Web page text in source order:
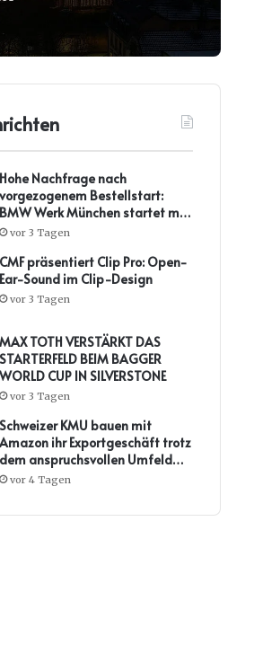
Hohe Nachfrage nach
vorgezogenem Bestellstart:
BMW Werk München startet mit
steiler Anlaufkurve die
vor 3 Tagen
CMF präsentiert Clip Pro: Open-
Ear-Sound im Clip-Design
vor 3 Tagen
MAX TOTH VERSTÄRKT DAS
STARTERFELD BEIM BAGGER
WORLD CUP IN SILVERSTONE
vor 3 Tagen
Schweizer KMU bauen mit
Amazon ihr Exportgeschäft trotz
dem anspruchsvollen Umfeld
weiter aus
vor 4 Tagen